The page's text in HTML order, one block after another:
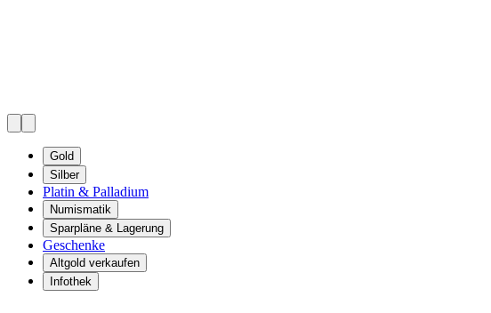
Gold
Silber
Platin & Palladium
Numismatik
Sparpläne & Lagerung
Geschenke
Altgold verkaufen
Infothek